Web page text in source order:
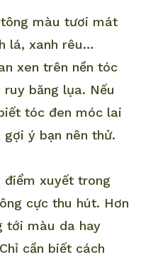
màu tươi mát
lá, xanh rêu…
xen trên nền tóc
băng lụa. Nếu
tóc đen móc lai
ý bạn nên thử.
điểm xuyết trong
cực thu hút. Hơn
tới màu da hay
cần biết cách